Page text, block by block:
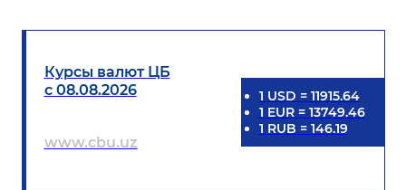
Курсы валют ЦБ
с 08.08.2026
www.cbu.uz
1 USD = 11915.64
1 EUR= 13749.46
1 RUB = 146.19